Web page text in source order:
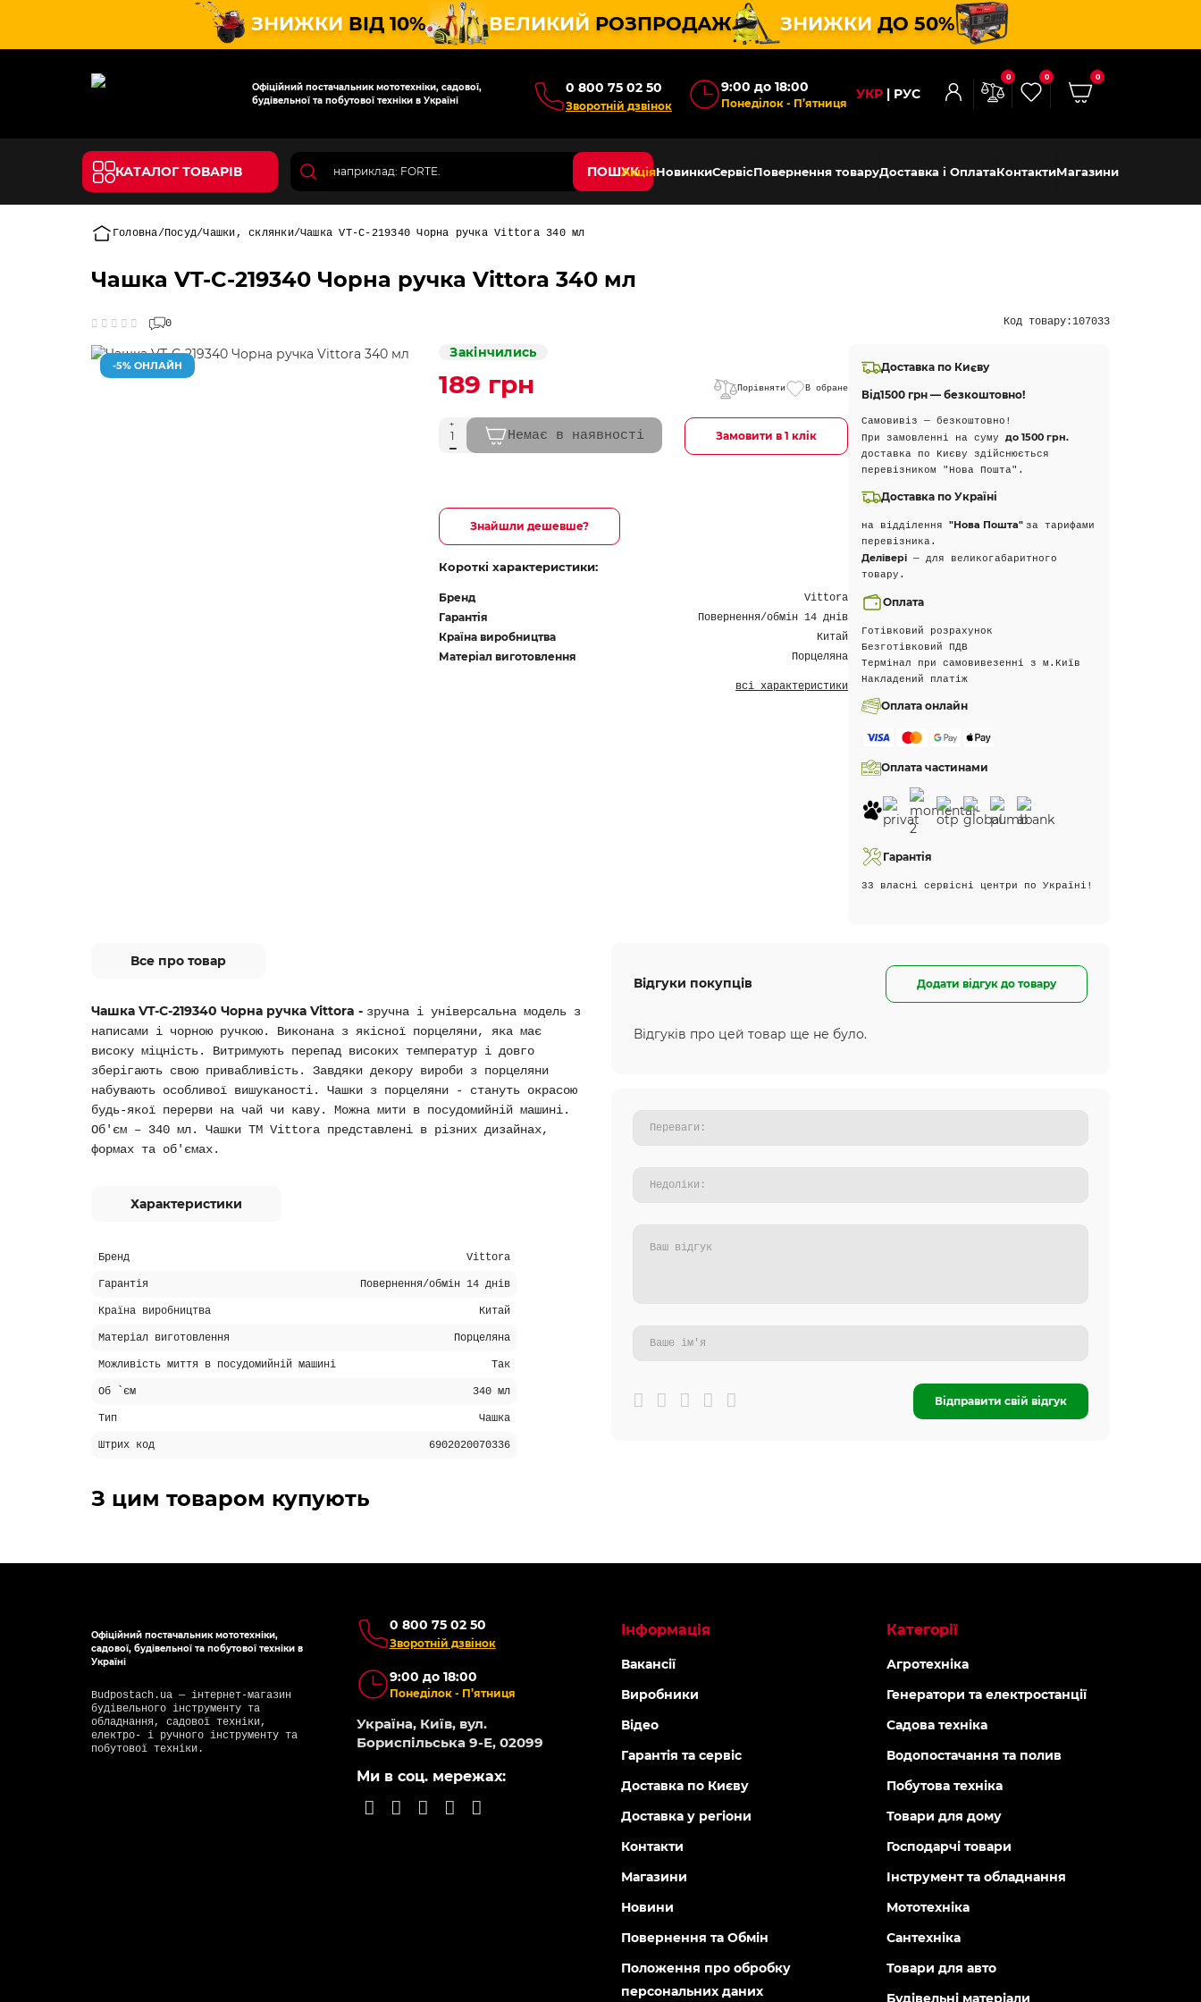
ЗНИЖКИ ВІД 10% ВЕЛИКИЙ РОЗПРОДАЖ ЗНИЖКИ ДО 50%
Офіційний постачальник мототехніки, садової,
будівельної та побутової техніки в Україні
0 800 75 02 50
Зворотній дзвінок
9:00 до 18:00
Понеділок - П’ятниця
УКР РУС
0 0 0
КАТАЛОГ ТОВАРІВ ПОШУКАкціяНовинкиСервісПовернення товаруДоставка і ОплатаКонтактиМагазини
Головна Посуд Чашки, склянки Чашка VT-C-219340 Чорна ручка Vittora 340 мл
Чашка VT-C-219340 Чорна ручка Vittora 340 мл
0 Код товару:107033
-5% ОНЛАЙН
Закінчились
189 грн Порівняти В обране
Немає в наявності Замовити в 1 клік
Знайшли дешевше?
Короткі характеристики:
Бренд Vittora
Гарантія Повернення/обмін 14 днів
Країна виробництва Китай
Матеріал виготовлення Порцеляна
всі характеристики
Доставка по Києву
Від1500 грн — безкоштовно!
Самовивіз — безкоштовно!
При замовленні на сумудо 1500 грн.
доставка по Києву здійснюється
перевізником "Нова Пошта".
Доставка по Україні
на відділення"Нова Пошта" за тарифами
перевізника.
Делівері — для великогабаритного
товару.
Оплата
Готівковий розрахунок
Безготівковий ПДВ
Термінал при самовивезенні з м.Київ
Накладений платіж
Оплата онлайн
Оплата частинами
Гарантія
33 власні сервісні центри по Україні!
Все про товар
Чашка VT-C-219340 Чорна ручка Vittora - зручна і універсальна модель з
написами і чорною ручкою. Виконана з якісної порцеляни, яка має
високу міцність. Витримують перепад високих температур і довго
зберігають свою привабливість. Завдяки декору вироби з порцеляни
набувають особливої вишуканості. Чашки з порцеляни - стануть окрасою
будь-якої перерви на чай чи каву. Можна мити в посудомийній машині.
Об'єм – 340 мл. Чашки ТМ Vittora представлені в різних дизайнах,
формах та об'ємах.
Характеристики
Бренд Vittora
Гарантія Повернення/обмін 14 днів
Країна виробництва Китай
Матеріал виготовлення Порцеляна
Можливість миття в посудомийній машині Так
Об `єм 340 мл
Тип Чашка
Штрих код 6902020070336
Відгуки покупців Додати відгук до товару
Відгуків про цей товар ще не було.
Відправити свій відгук
З цим товаром купують
Офіційний постачальник мототехніки,
садової, будівельної та побутової техніки в
Україні
Budpostach.ua — інтернет-магазин
будівельного інструменту та
обладнання, садової техніки,
електро- і ручного інструменту та
побутової техніки.
0 800 75 02 50
Зворотній дзвінок
9:00 до 18:00
Понеділок - П’ятниця
Україна, Київ, вул.
Бориспільська 9-Е, 02099
Ми в соц. мережах:
Інформація
Вакансії
Виробники
Відео
Гарантія та сервіс
Доставка по Києву
Доставка у регіони
Контакти
Магазини
Новини
Повернення та Обмін
Положення про обробку
персональних даних
Категорії
Агротехніка
Генератори та електростанції
Садова техніка
Водопостачання та полив
Побутова техніка
Товари для дому
Господарчі товари
Інструмент та обладнання
Мототехніка
Сантехніка
Товари для авто
Будівельні матеріали